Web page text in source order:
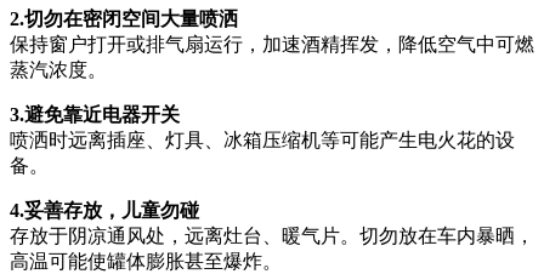
2.切勿在密闭空间大量喷洒
保持窗户打开或排气扇运行，加速酒精挥发，降低空气中可燃
蒸汽浓度。
3.避免靠近电器开关
喷洒时远离插座、灯具、冰箱压缩机等可能产生电火花的设
备。
4.妥善存放，儿童勿碰
存放于阴凉通风处，远离灶台、暖气片。切勿放在车内暴晒，
高温可能使罐体膨胀甚至爆炸。